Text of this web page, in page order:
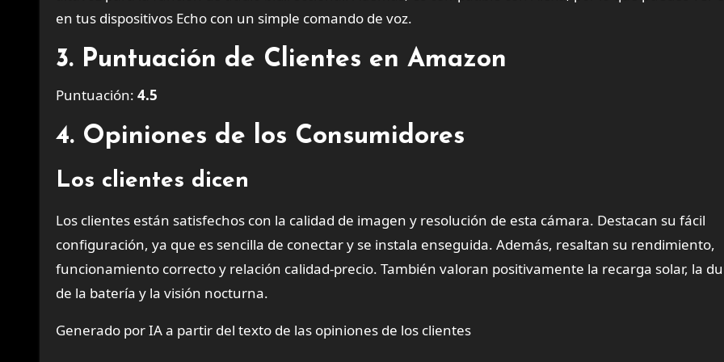
en tus dispositivos Echo con un simple comando de voz.
3. Puntuación de Clientes en Amazon
Puntuación: 4.5
4. Opiniones de los Consumidores
Los clientes dicen
Los clientes están satisfechos con la calidad de imagen y resolución de esta cámara. Destacan su fácil
configuración, ya que es sencilla de conectar y se instala enseguida. Además, resaltan su rendimiento,
funcionamiento correcto y relación calidad-precio. También valoran positivamente la recarga solar, la
de la batería y la visión nocturna.
Generado por IA a partir del texto de las opiniones de los clientes